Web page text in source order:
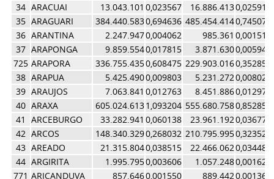
34 ARACUAI 13.043.101 0,023567 16.886.4130,025917
35 ARAGUARI 384.440.5830,694636 485.454.4140,745074
36 ARANTINA 2.247.9470,004062 985.361 0,001512
37 ARAPONGA 9.859.5540,017815 3.871.6300,005942
725 ARAPORA 336.755.4350,608475 229.903.0160,352855
38 ARAPUA 5.425.4900,009803 5.231.2720,008029
39 ARAUJOS 7.063.841 0,012763 8.451.8860,012972
40 ARAXA 605.024.6131,093204 555.680.7580,852858
41
ARCEBURGO 33.282.941 0,060138 23.961.1920,036776
42 ARCOS 148.340.3290,268032 210.795.9950,323529
43 AREADO 21.315.8040,038515 22.466.0620,034481
44 ARGIRITA 1.995.7950,003606 1.057.2480,001623
771 ARICANDUVA 857.6460,001550 889.4420,001365